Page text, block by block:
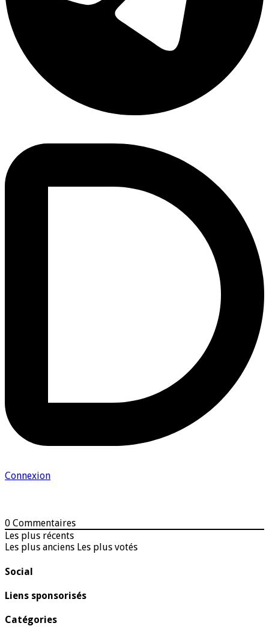
Connexion
0 Commentaires
Les plus récents
Les plus anciens Les plus votés
Social
Liens sponsorisés
Catégories